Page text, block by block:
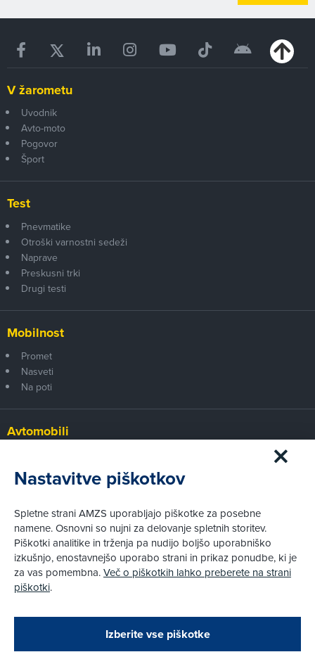
Zapri
Podarjamo vam 10 €!
Obstoječi in novi AMZS člani, ki boste v AMZS
V žarometu
Uvodnik
Avto-moto
Pogovor
Šport
Test
Pnevmatike
Otroški varnostni sedeži
Naprave
Preskusni trki
Drugi testi
Mobilnost
Promet
Nasveti
Na poti
Avtomobili
Prvi pogled
Za volanom
Tehnika
Pravni vidiki
Piškotki
Pravno obvestilo
Nastavitve piškotkov
Spletne strani AMZS uporabljajo piškotke za posebne
namene. Osnovni so nujni za delovanje spletnih storitev.
Piškotki analitike in trženja pa nudijo boljšo uporabniško
izkušnjo, enostavnejšo uporabo strani in prikaz ponudbe, ki je
za vas pomembna.Več o piškotkih lahko preberete na strani
piškotki.
Izberite vse piškotke